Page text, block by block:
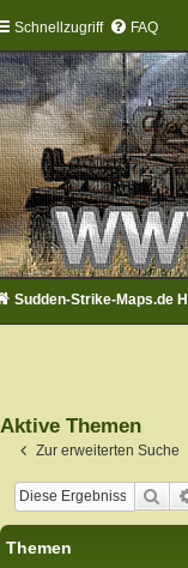
Schnellzugriff FAQ
Sudden-Strike-Maps.de
Aktive Themen
Zur erweiterten Suche
Themen